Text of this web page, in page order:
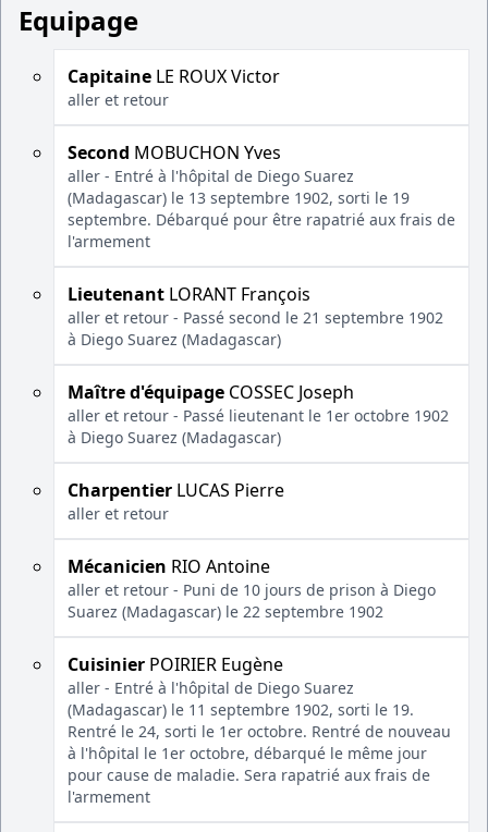
Equipage
Capitaine LE ROUX Victor
aller et retour
Second MOBUCHON Yves
aller - Entré à l'hôpital de Diego Suarez
(Madagascar) le 13 septembre 1902, sorti le 19
septembre. Débarqué pour être rapatrié aux frais de
l'armement
Lieutenant LORANT François
aller et retour - Passé second le 21 septembre 1902
à Diego Suarez (Madagascar)
Maître d'équipage COSSEC Joseph
aller et retour - Passé lieutenant le 1er octobre 1902
à Diego Suarez (Madagascar)
Charpentier LUCAS Pierre
aller et retour
Mécanicien RIO Antoine
aller et retour - Puni de 10 jours de prison à Diego
Suarez (Madagascar) le 22 septembre 1902
Cuisinier POIRIER Eugène
aller - Entré à l'hôpital de Diego Suarez
(Madagascar) le 11 septembre 1902, sorti le 19.
Rentré le 24, sorti le 1er octobre. Rentré de nouveau
à l'hôpital le 1er octobre, débarqué le même jour
pour cause de maladie. Sera rapatrié aux frais de
l'armement